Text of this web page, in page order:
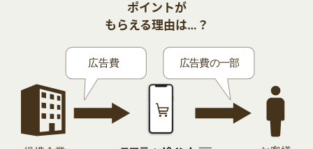
ポイントが
もらえる理由は…？